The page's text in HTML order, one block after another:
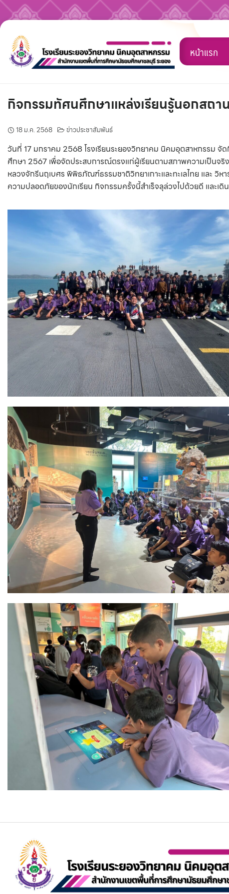
Skip
content
หน้าแรก
กิจกรรมทัศนศึกษาแหล่งเรียนรู้นอกสถ
18 ม.ค. 2568 ข่าวประชาสัมพันธ์
วันที่ 17 มกราคม 2568 โรงเรียนระยองวิทยาคม นิคมอุตสาหกรรม
ศึกษา 2567 เพื่อจัดประสบการณ์ตรงแก่ผู้เรียนตามสภาพความเป็นจริ
หลวงจักรีนฤเบศร พิพิธภัณฑ์ธรรมชาติวิทยาเกาะและทะเลไทย และ
ความปลอดภัยของนักเรียน กิจกรรมครั้งนี้สำเร็จลุล่วงไปด้วยดี และเ